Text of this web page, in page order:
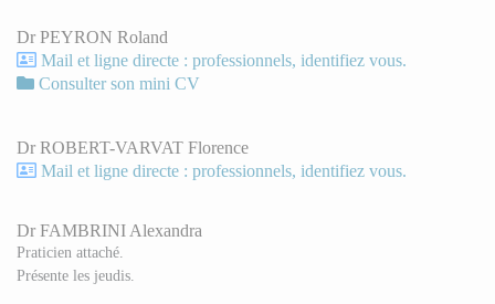
Dr PEYRON Roland
Mail et ligne directe : professionnels, identifiez vous.
Consulter son mini CV
Dr ROBERT-VARVAT Florence
Mail et ligne directe : professionnels, identifiez vous.
Dr FAMBRINI Alexandra
Praticien attaché.
Présente les jeudis.